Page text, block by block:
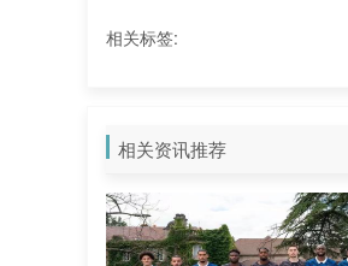
相关标签:
相关资讯推荐